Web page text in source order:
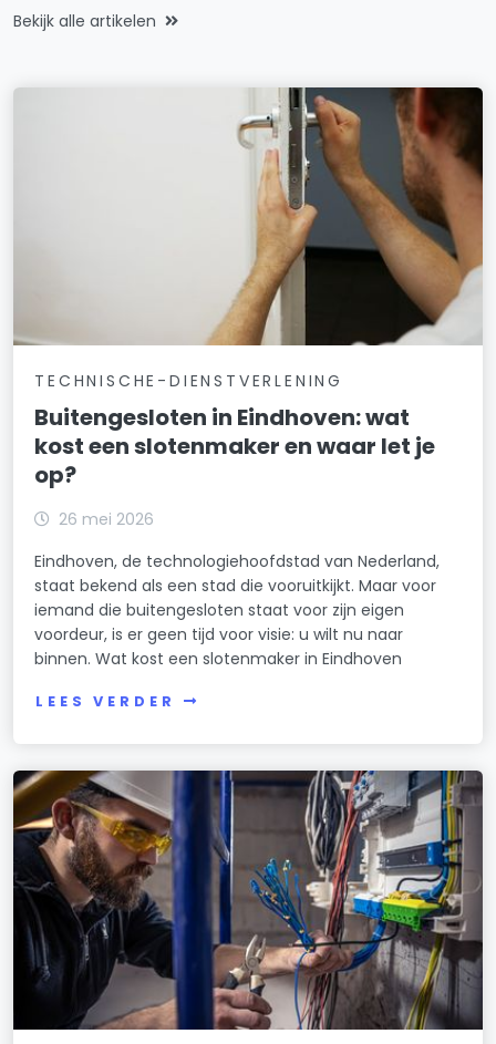
Bekijk alle artikelen
TECHNISCHE-DIENSTVERLENING
Buitengesloten in Eindhoven: wat
kost een slotenmaker en waar let je
op?
26 mei 2026
Eindhoven, de technologiehoofdstad van Nederland,
staat bekend als een stad die vooruitkijkt. Maar voor
iemand die buitengesloten staat voor zijn eigen
voordeur, is er geen tijd voor visie: u wilt nu naar
binnen. Wat kost een slotenmaker in Eindhoven
LEES VERDER